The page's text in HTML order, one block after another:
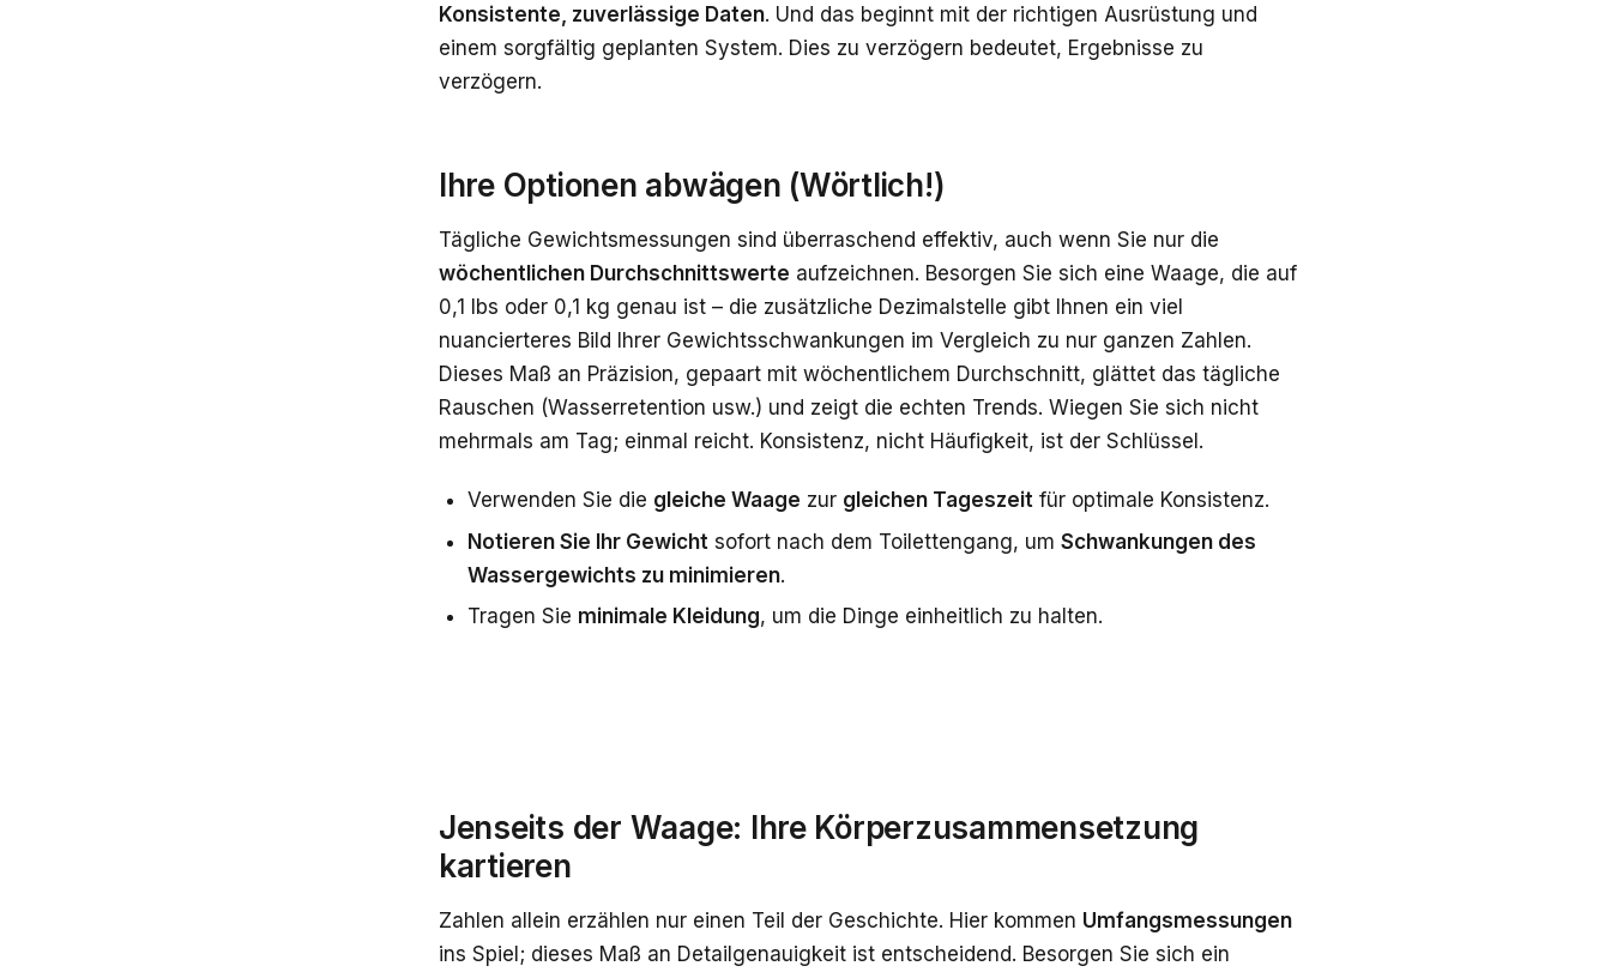
Konsistente, zuverlässige Daten. Und das beginnt mit der richtigen Ausrüstung und
einem sorgfältig geplanten System. Dies zu verzögern bedeutet, Ergebnisse zu
verzögern.
Ihre Optionen abwägen (Wörtlich!)
Tägliche Gewichtsmessungen sind überraschend effektiv, auch wenn Sie nur die
wöchentlichen Durchschnittswerte aufzeichnen. Besorgen Sie sich eine Waage, die auf
0,1 lbs oder 0,1 kg genau ist – die zusätzliche Dezimalstelle gibt Ihnen ein viel
nuancierteres Bild Ihrer Gewichtsschwankungen im Vergleich zu nur ganzen Zahlen.
Dieses Maß an Präzision, gepaart mit wöchentlichem Durchschnitt, glättet das tägliche
Rauschen (Wasserretention usw.) und zeigt die echten Trends. Wiegen Sie sich nicht
mehrmals am Tag; einmal reicht. Konsistenz, nicht Häufigkeit, ist der Schlüssel.
Verwenden Sie die gleiche Waage zur gleichen Tageszeit für optimale Konsistenz.
Notieren Sie Ihr Gewicht sofort nach dem Toilettengang, um Schwankungen des
Wassergewichts zu minimieren.
Tragen Sie minimale Kleidung, um die Dinge einheitlich zu halten.
Jenseits der Waage: Ihre Körperzusammensetzung
kartieren
Zahlen allein erzählen nur einen Teil der Geschichte. Hier kommen Umfangsmessungen
ins Spiel; dieses Maß an Detailgenauigkeit ist entscheidend. Besorgen Sie sich ein